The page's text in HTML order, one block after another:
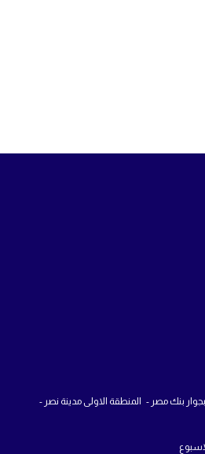
بنك مصر - المنطقة الاولى مدينة نصر -